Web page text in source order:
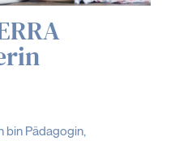
bin Pädagogin,